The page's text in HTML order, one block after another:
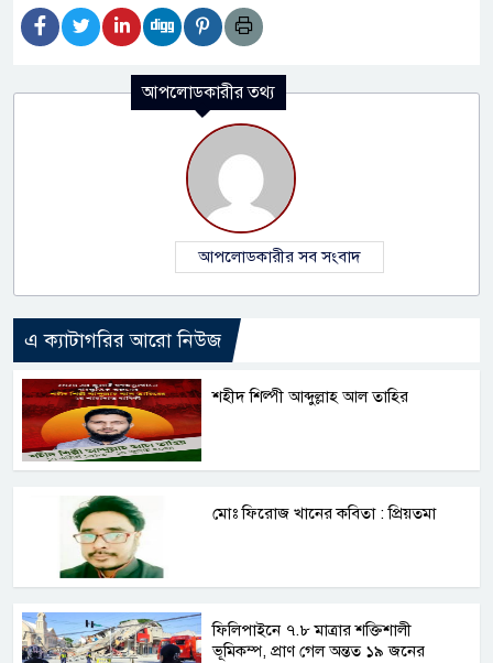
আপলোডকারীর তথ্য
আপলোডকারীর সব সংবাদ
এ ক্যাটাগরির আরো নিউজ
শহীদ শিল্পী আব্দুল্লাহ আল তাহির
মোঃ ফিরোজ খানের কবিতা : প্রিয়তমা
ফিলিপাইনে ৭.৮ মাত্রার শক্তিশালী
ভূমিকম্প, প্রাণ গেল অন্তত ১৯ জনের